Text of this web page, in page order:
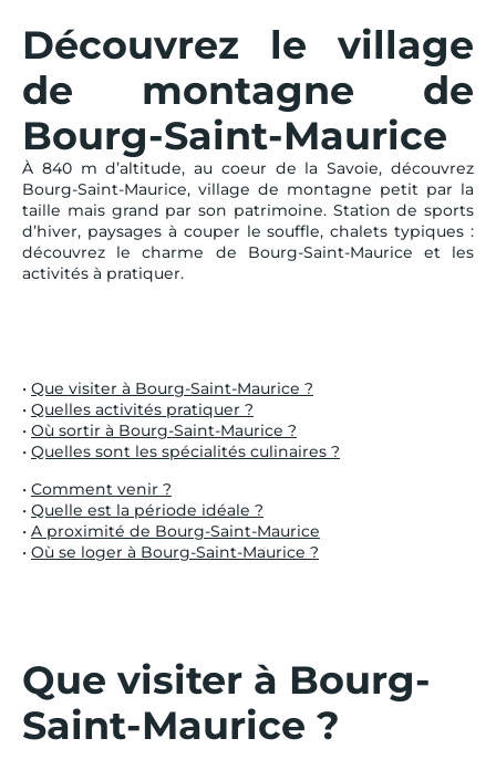
Découvrez le village
de montagne de
Bourg-Saint-Maurice
À 840 m d’altitude, au coeur de la Savoie, découvrez
Bourg-Saint-Maurice, village de montagne petit par la
taille mais grand par son patrimoine. Station de sports
d’hiver, paysages à couper le souffle, chalets typiques :
découvrez le charme de Bourg-Saint-Maurice et les
activités à pratiquer.
• Que visiter à Bourg-Saint-Maurice ?
• Quelles activités pratiquer ?
• Où sortir à Bourg-Saint-Maurice ?
• Quelles sont les spécialités culinaires ?
• Comment venir ?
• Quelle est la période idéale ?
• A proximité de Bourg-Saint-Maurice
• Où se loger à Bourg-Saint-Maurice ?
Que visiter à Bourg-
Saint-Maurice ?